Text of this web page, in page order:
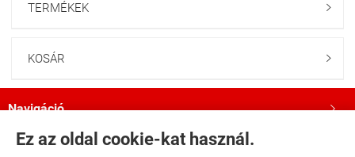
Ez az oldal cookie-kat használ.
TERMÉKEK 
KOSÁR 
Navigáció 
Saját fiók